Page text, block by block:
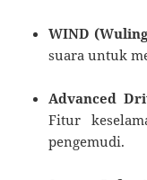
WIND
suara untuk
Advanced
Fitur
pengemudi.